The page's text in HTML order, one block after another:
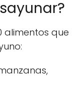
alimentos que